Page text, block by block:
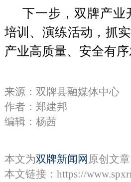
下一步，双牌产业
培训、演练活动，抓
产业高质量、安全有
来源：双牌县融媒体中心
作者：郑建邦
编辑：杨茜
本文为双牌新闻网 原创文
本文链接： https://